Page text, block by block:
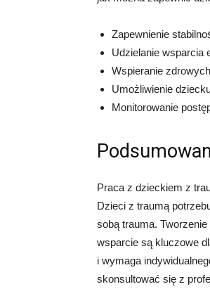
Zapewnienie
Udzielanie wsparcia
Wspieranie
Umożliwienie
Monitorowanie
Praca z dzieckiem z
Dzieci z traumą
sobą trauma.
wsparcie są kluczowe
i wymaga
skonsultować się z